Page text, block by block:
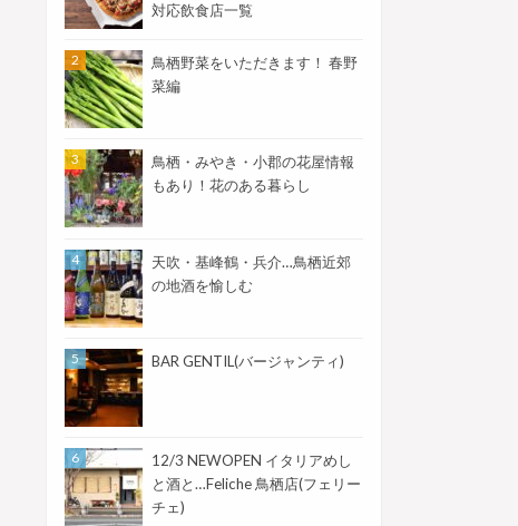
対応飲食店一覧
鳥栖野菜をいただきます！ 春野
菜編
鳥栖・みやき・小郡の花屋情報
もあり！花のある暮らし
天吹・基峰鶴・兵介…鳥栖近郊
の地酒を愉しむ
BAR GENTIL(バージャンティ)
12/3 NEWOPEN イタリアめし
と酒と…Feliche 鳥栖店(フェリー
チェ)